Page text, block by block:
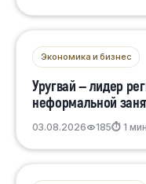
Экономика и бизнес
Уругвай — лидер
неформальной
03.08.2026 185⏱ 1 мин